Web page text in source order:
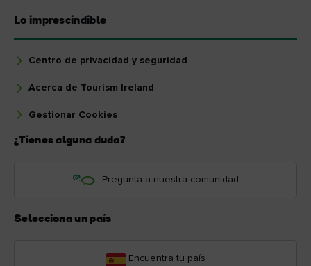
Lo imprescindible
Centro de privacidad y seguridad
Acerca de Tourism Ireland
Gestionar Cookies
¿Tienes alguna duda?
Pregunta a nuestra comunidad
Selecciona un país
Encuentra tu país